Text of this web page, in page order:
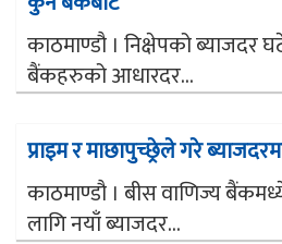
काठमाण्डौ । निक्षेपको ब्याजदर
बैंकहरुको आधारदर...
प्राइम र माछापुच्छ्रेले गरे
काठमाण्डौ । बीस वाणिज्य
लागि नयाँ ब्याजदर...